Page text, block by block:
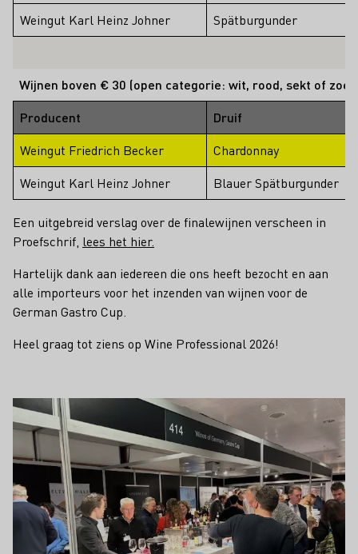
Weingut Karl Heinz Johner
Spätburgunder
Wijnen boven € 30 (open categorie: wit, rood, sekt of
Producent
Druif
Weingut Friedrich Becker
Chardonnay
Weingut Karl Heinz Johner
Blauer Spätburgunder
Een uitgebreid verslag over de finalewijnen verscheen in
Proefschrif, lees het hier.
Hartelijk dank aan iedereen die ons heeft bezocht en aan
alle importeurs voor het inzenden van wijnen voor de
German Gastro Cup.
Heel graag tot ziens op Wine Professional 2026!